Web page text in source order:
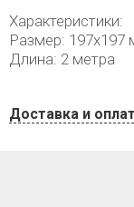
Характеристики:
Размер: 197х197
Длина: 2 метра
Доставка и